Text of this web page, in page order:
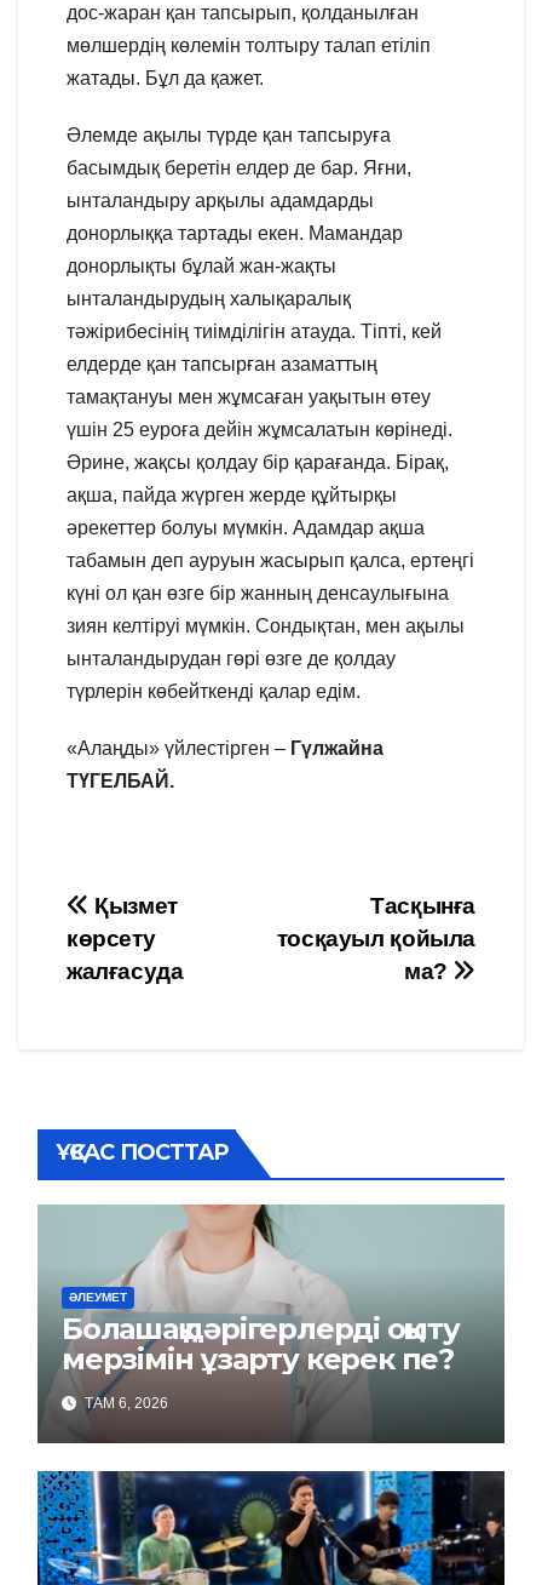
дос-жаран қан тапсырып, қолданылған
мөлшердің көлемін толтыру талап етіліп
жатады. Бұл да қажет.
Әлемде ақылы түрде қан тапсыруға
басымдық беретін елдер де бар. Яғни,
ынталандыру арқылы адамдарды
донорлыққа тартады екен. Мамандар
донорлықты бұлай жан-жақты
ынталандырудың халықаралық
тәжірибесінің тиімділігін атауда. Тіпті, кей
елдерде қан тапсырған азаматтың
тамақтануы мен жұмсаған уақытын өтеу
үшін 25 еуроға дейін жұмсалатын көрінеді.
Әрине, жақсы қолдау бір қарағанда. Бірақ,
ақша, пайда жүрген жерде құйтырқы
әрекеттер болуы мүмкін. Адамдар ақша
табамын деп ауруын жасырып қалса, ертеңгі
күні ол қан өзге бір жанның денсаулығына
зиян келтіруі мүмкін. Сондықтан, мен ақылы
ынталандырудан гөрі өзге де қолдау
түрлерін көбейткенді қалар едім.
«Алаңды» үйлестірген – Гүлжайна
ТҮГЕЛБАЙ.
Навигация
по
Тасқынға
тосқауыл қойыла
ма?
Қызмет
көрсету
жалғасуда
ҰҚСАС ПОСТТАР
ӘЛЕУМЕТ
Болашақ дәрігерлерді оқыту
мерзімін ұзарту керек пе?
ТАМ 6, 2026